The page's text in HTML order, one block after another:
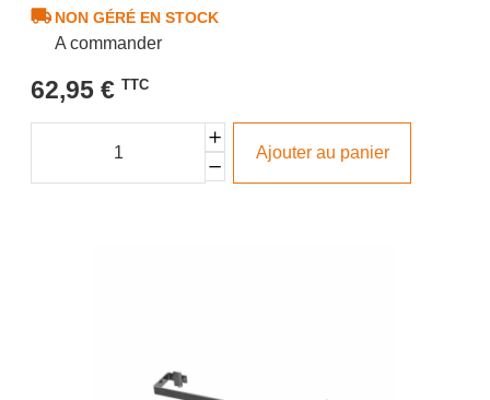
NON GÉRÉ EN STOCK
A commander
62,95 € TTC
Ajouter au panier